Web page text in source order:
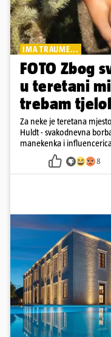
IMA TRAUME...
FOTO Zbog
u teretani
trebam
Za neke je teretana
Huldt - svakodnevna
manekenka i
kad dođe na trening
8